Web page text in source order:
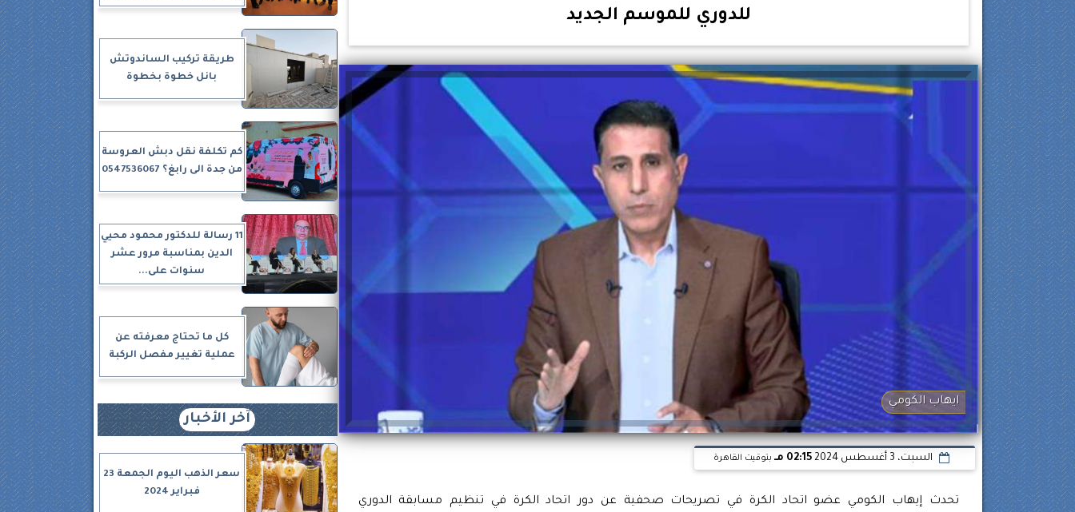
للدوري للموسم الجديد
ايهاب الكومي
السبت، 3 أغسطس 2024 02:15 مـ بتوقيت القاهرة
تحدث إيهاب الكومي عضو اتحاد الكرة في تصريحات صحفية عن دور اتحاد الكرة في تنظيم مسابقة الدوري
طريقة تركيب الساندوتش
بانل خطوة بخطوة
كم تكلفة نقل دبش العروسة
من جدة الى رابغ؟ 0547536067
11 رسالة للدكتور محمود محيي
الدين بمناسبة مرور عشر
سنوات على...
كل ما تحتاج معرفته عن
عملية تغيير مفصل الركبة
آخر الأخبار
سعر الذهب اليوم الجمعة 23
فبراير 2024